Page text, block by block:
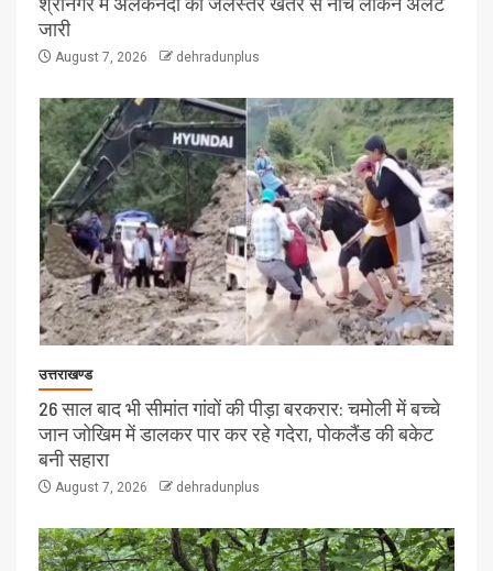
जारी
August 7, 2026 dehradunplus
उत्तराखण्ड
26 साल बाद भी सीमांत गांवों की पीड़ा बरकरार: चमोली में बच्चे
जान जोखिम में डालकर पार कर रहे गदेरा, पोकलैंड की बकेट
बनी सहारा
August 7, 2026 dehradunplus